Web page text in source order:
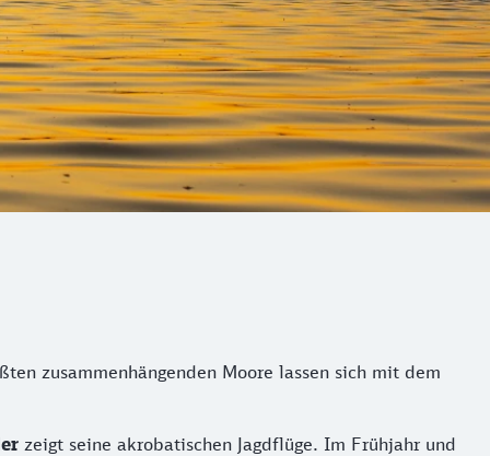
zusammenhängenden Moore lassen sich mit dem
zeigt seine akrobatischen Jagdflüge. Im Frühjahr und